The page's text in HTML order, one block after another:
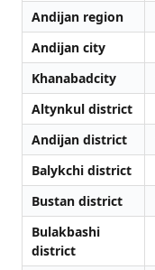
Andijan region
Andijan city
Khanabadcity
Altynkul district
Andijan district
Balykchi district
Bustan district
Bulakbashi
district